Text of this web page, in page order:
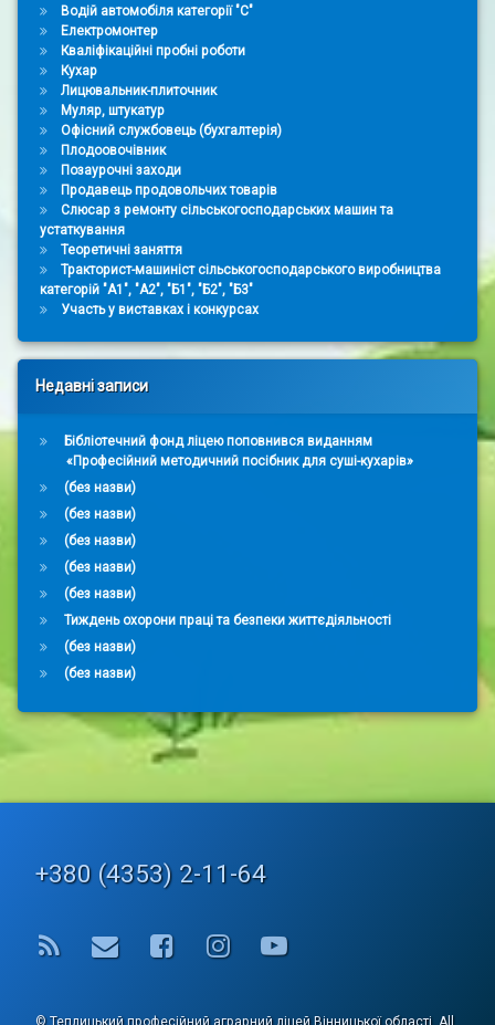
Водій автомобіля категорії "С"
Електромонтер
Кваліфікаційні пробні роботи
Кухар
Лицювальник-плиточник
Муляр, штукатур
Офісний службовець (бухгалтерія)
Плодоовочівник
Позаурочні заходи
Продавець продовольчих товарів
Слюсар з ремонту сільськогосподарських машин та
устаткування
Теоретичні заняття
Тракторист-машиніст сільськогосподарського виробництва
категорій "А1", "А2", "Б1", "Б2", "Б3"
Участь у виставках і конкурсах
Недавні записи
Бібліотечний фонд ліцею поповнився виданням
«Професійний методичний посібник для суші-кухарів»
(без назви)
(без назви)
(без назви)
(без назви)
(без назви)
Тиждень охорони праці та безпеки життєдіяльності
(без назви)
(без назви)
Tel:
+380 (4353) 2-11-64
RSS E-mailFacebook
Instagram
YouTube
© Теплицький професійний аграрний ліцей Вінницької області. All